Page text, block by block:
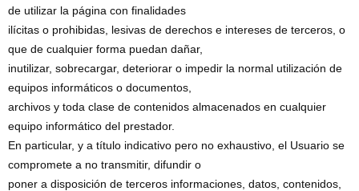
de utilizar la página con finalidades
ilícitas o prohibidas, lesivas de derechos e intereses de terceros, o
que de cualquier forma puedan dañar,
inutilizar, sobrecargar, deteriorar o impedir la normal utilización de
equipos informáticos o documentos,
archivos y toda clase de contenidos almacenados en cualquier
equipo informático del prestador.
En particular, y a título indicativo pero no exhaustivo, el Usuario se
compromete a no transmitir, difundir o
poner a disposición de terceros informaciones, datos, contenidos,